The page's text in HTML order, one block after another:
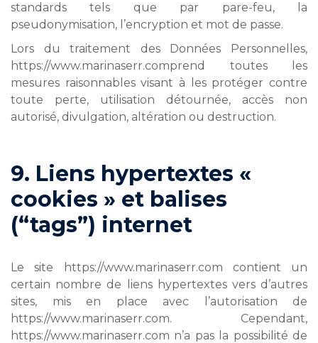
standards tels que par pare-feu, la
pseudonymisation, l’encryption et mot de passe.
Lors du traitement des Données Personnelles,
https://www.marinaserr.comprend toutes les
mesures raisonnables visant à les protéger contre
toute perte, utilisation détournée, accès non
autorisé, divulgation, altération ou destruction.
9. Liens hypertextes «
cookies » et balises
(“tags”) internet
Le site https://www.marinaserr.com contient un
certain nombre de liens hypertextes vers d’autres
sites, mis en place avec l’autorisation de
https://www.marinaserr.com. Cependant,
https://www.marinaserr.com n’a pas la possibilité de